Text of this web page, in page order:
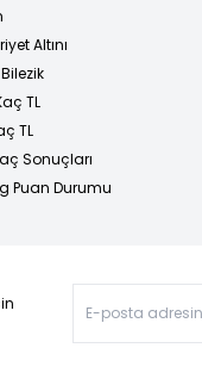
Altını
TL
TL
Sonuçları
Puan Durumu